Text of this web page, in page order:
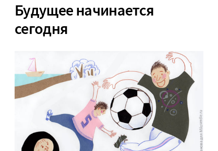
Будущее начинается
сегодня